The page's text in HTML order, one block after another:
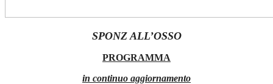
SPONZ ALL’OSSO
PROGRAMMA
in continuo aggiornamento